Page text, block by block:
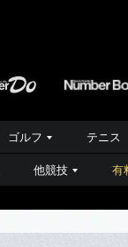
ゴルフ テニス
他競技 有